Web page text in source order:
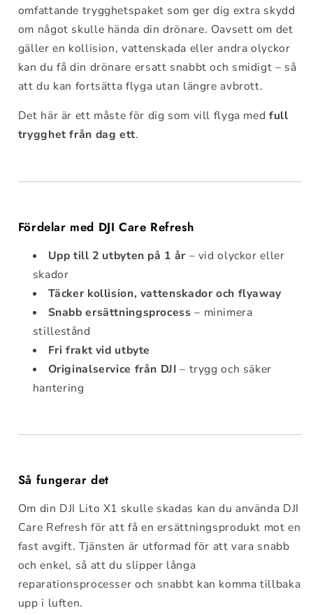
omfattande trygghetspaket som ger dig extra skydd
om något skulle hända din drönare. Oavsett om det
gäller en kollision, vattenskada eller andra olyckor
kan du få din drönare ersatt snabbt och smidigt – så
att du kan fortsätta flyga utan längre avbrott.
Det här är ett måste för dig som vill flyga med full
trygghet från dag ett.
Fördelar med DJI Care Refresh
Upp till 2 utbyten på 1 år – vid olyckor eller
skador
Täcker kollision, vattenskador och flyaway
Snabb ersättningsprocess – minimera
stillestånd
Fri frakt vid utbyte
Originalservice från DJI – trygg och säker
hantering
Så fungerar det
Om din DJI Lito X1 skulle skadas kan du använda DJI
Care Refresh för att få en ersättningsprodukt mot en
fast avgift. Tjänsten är utformad för att vara snabb
och enkel, så att du slipper långa
reparationsprocesser och snabbt kan komma tillbaka
upp i luften.